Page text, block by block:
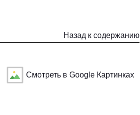
Назад к содержанию
Смотреть в Google Картинках